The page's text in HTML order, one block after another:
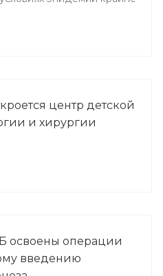
ведь даже при
центр детской
и хирургии
освоены операции
введению